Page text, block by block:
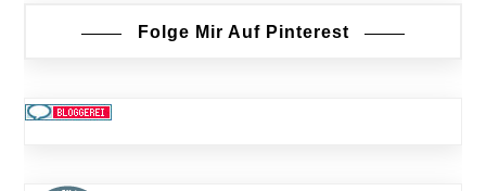
Folge Mir Auf Pinterest